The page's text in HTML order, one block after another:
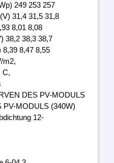
249 253 257
31,4 31,5 31,8
8,01 8,08
38,2 38,3 38,7
8,47 8,55
m2,
C,
DES PV-MODULS
PV-MODULS (340W)
12-